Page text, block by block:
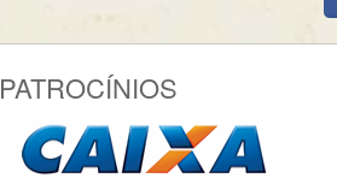
PATROCÍNIOS